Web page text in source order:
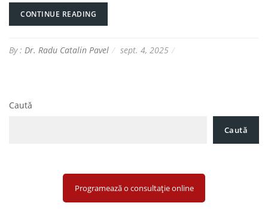
CONTINUE READING
By : Dr. Radu Catalin Pavel sept. 4, 2025
Caută
Caută
Programează o consultație online